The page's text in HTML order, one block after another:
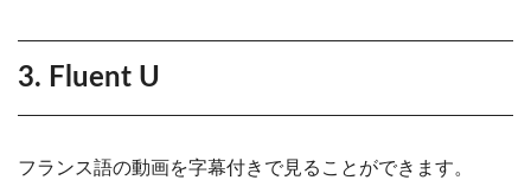
3. Fluent U
フランス語の動画を字幕付きで見ることができます。